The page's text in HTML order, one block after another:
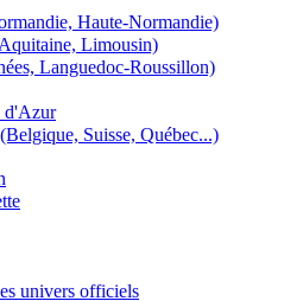
Haute-Normandie)
Limousin)
Languedoc-Roussillon)
d'Azur
Suisse, Québec...)
univers officiels